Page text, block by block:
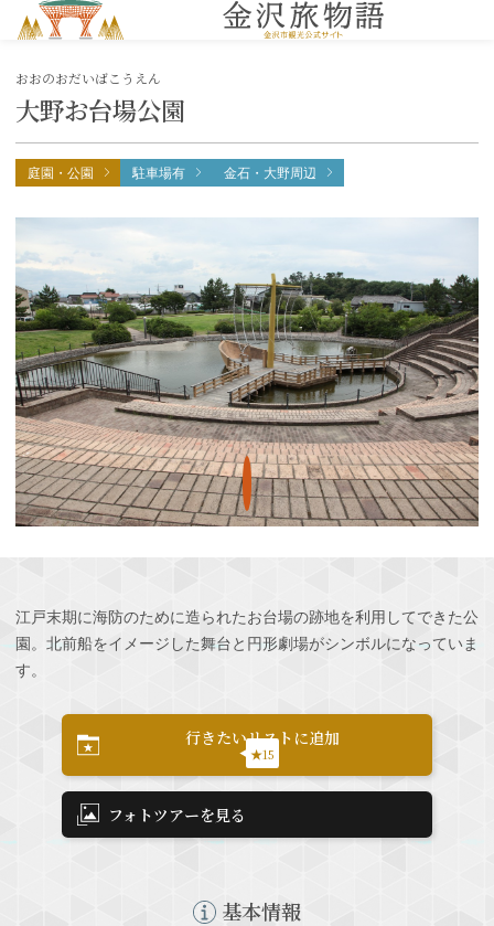
大野お台場公園
おおのおだいばこうえん
庭園・公園 駐車場有 金石・大野周辺
江戸末期に海防のために造られたお台場の跡地を利用してできた公
園。北前船をイメージした舞台と円形劇場がシンボルになっていま
す。
行きたいリストに追加
★15
フォトツアーを見る
基本情報